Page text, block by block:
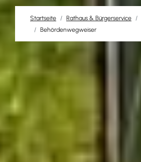
Startseite Rathaus & Bürgerservice
Behördenwegweiser